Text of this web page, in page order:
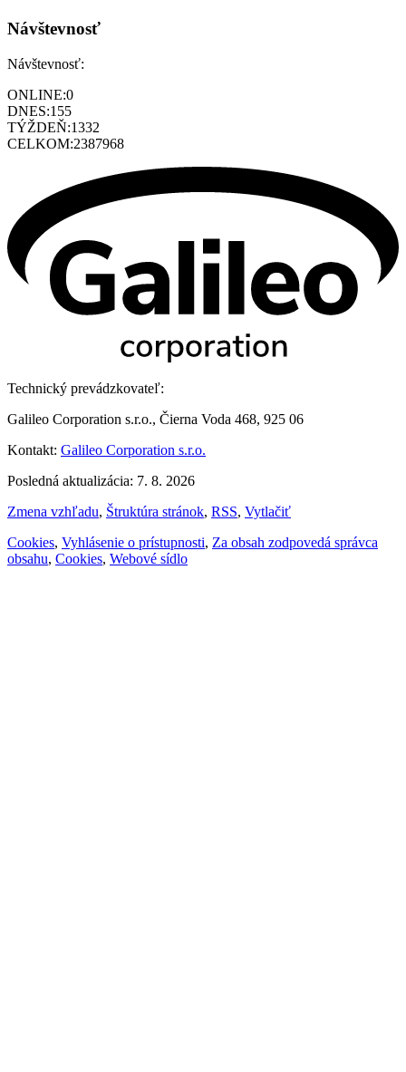
Návštevnosť
Návštevnosť:
ONLINE:0
DNES:155
TÝŽDEŇ:1332
CELKOM:2387968
Technický prevádzkovateľ:
Galileo Corporation s.r.o., Čierna Voda 468, 925 06
Kontakt: Galileo Corporation s.r.o.
Posledná aktualizácia: 7. 8. 2026
Zmena vzhľadu, Štruktúra stránok, RSS, Vytlačiť
Cookies, Vyhlásenie o prístupnosti, Za obsah zodpovedá správca
obsahu, Cookies, Webové sídlo